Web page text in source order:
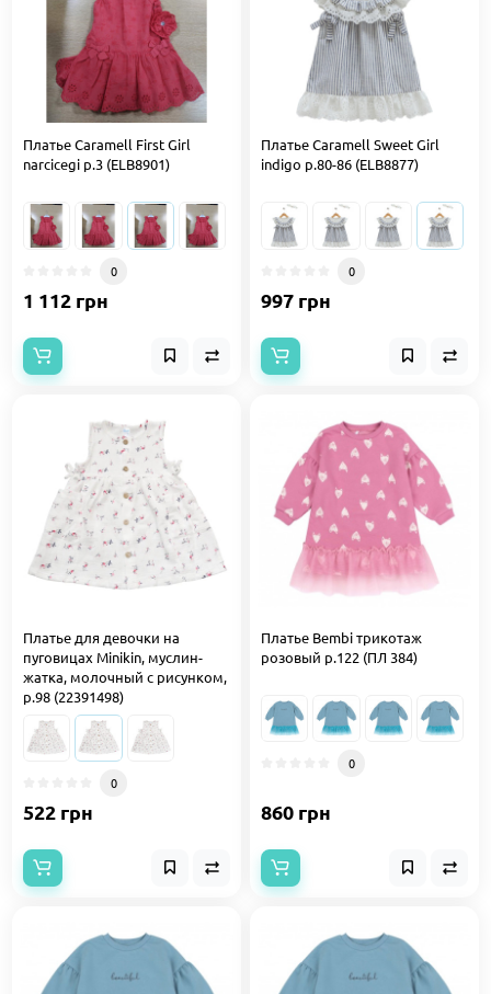
Платье Caramell First Girl
narcicegi р.3 (ELB8901)
0
1 112 грн
Платье Caramell Sweet Girl
indigo р.80-86 (ELB8877)
0
997 грн
Платье для девочки на
пуговицах Minikin, муслин-
жатка, молочный с рисунком,
р.98 (22391498)
0
522 грн
Платье Bembi трикотаж
розовый р.122 (ПЛ 384)
0
860 грн